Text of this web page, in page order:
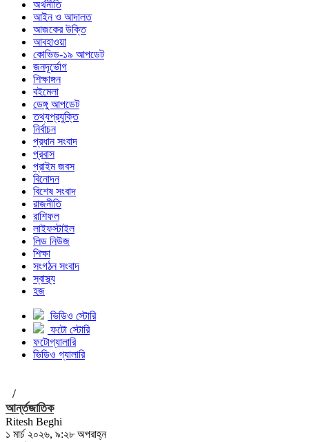
অর্থনীতি
আইন ও আদালত
আজকের উক্তি
আবহাওয়া
কোভিড-১৯ আপডেট
জনদূর্ভোগ
শিক্ষাঙ্গন
বইমেলা
ডেঙ্গু আপডেট
তথ্যপ্রযুক্তি
নির্বাচন
প্রধান সংবাদ
প্রবাস
প্রাইম জবস
বিনোদন
বিশেষ সংবাদ
রাজনীতি
রাশিফল
লাইফস্টাইল
লিড নিউজ
শিক্ষা
সংগঠন সংবাদ
স্বাস্থ্য
হজ
ভিডিও স্টোরি
ফটো স্টোরি
ফটোগ্যালারি
ভিডিও গ্যালারি
/
আর্ন্তজাতিক
Ritesh Beghi
১ মার্চ ২০২৬, ৯:২৮ অপরাহ্ন